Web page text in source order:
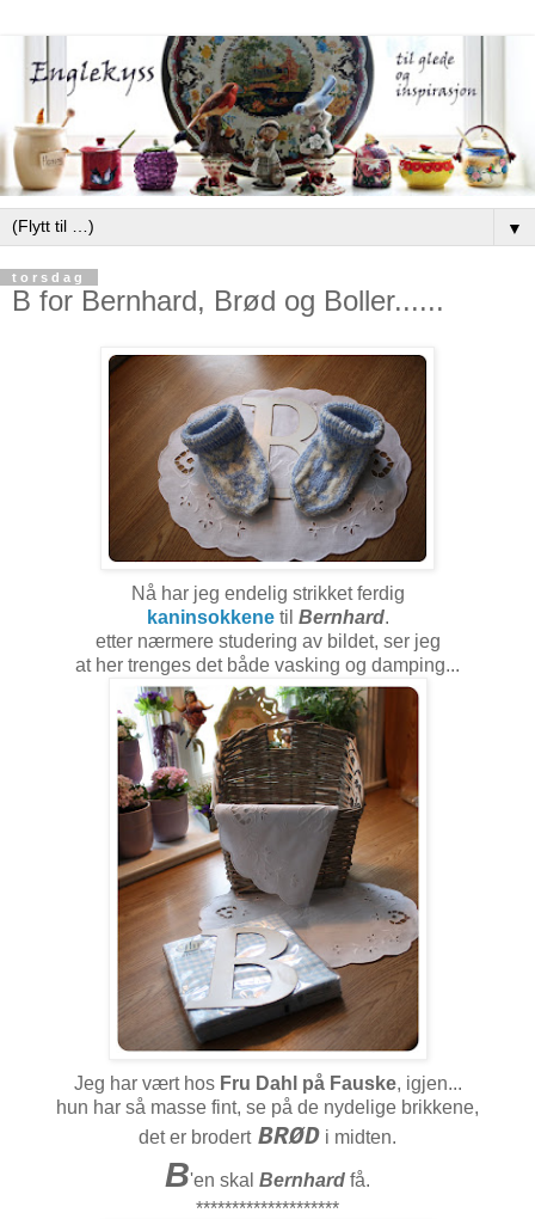
▼
torsdag
B for Bernhard, Brød og Boller......
Nå har jeg endelig strikket ferdig
kaninsokkene til Bernhard.
etter nærmere studering av bildet, ser jeg
at her trenges det både vasking og damping...
Jeg har vært hos Fru Dahl på Fauske, igjen...
hun har så masse fint, se på de nydelige brikkene,
det er brodert BRØD i midten.
B'en skal Bernhard få.
********************